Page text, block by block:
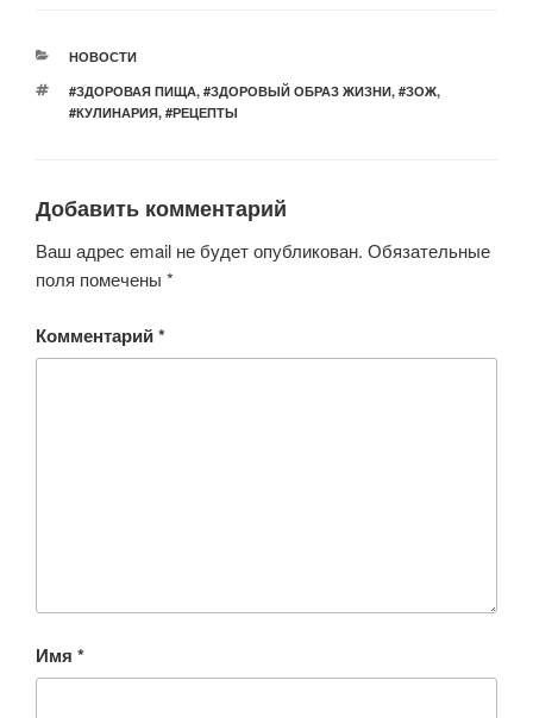
er e
b
o
k
A
p
kl
ni
ki
РУБРИКИ
НОВОСТИ
МЕТКИ
#ЗДОРОВАЯ ПИЩА, #ЗДОРОВЫЙ ОБРАЗ ЖИЗНИ, #ЗОЖ,
#КУЛИНАРИЯ, #РЕЦЕПТЫ
Добавить комментарий
Ваш адрес email не будет опубликован. Обязательные
поля помечены *
Комментарий*
Имя *